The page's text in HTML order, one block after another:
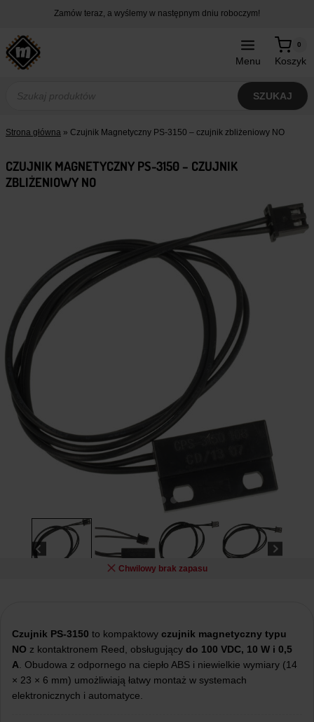
treści
Zamów teraz, a wyślemy w następnym dniu roboczym!
Menu Koszyk
0
produktów
SZUKAJ
Strona główna » Czujnik Magnetyczny PS-3150 – czujnik zbliżeniowy NO
CZUJNIK MAGNETYCZNY PS-3150 – CZUJNIK
ZBLIŻENIOWY NO
Chwilowy brak zapasu
Czujnik PS-3150 to kompaktowy czujnik magnetyczny typu
NO z kontaktronem Reed, obsługujący do 100 VDC, 10 W i 0,5
A . Obudowa z odpornego na ciepło ABS i niewielkie wymiary (14
× 23 × 6 mm) umożliwiają łatwy montaż w systemach
elektronicznych i automatyce.